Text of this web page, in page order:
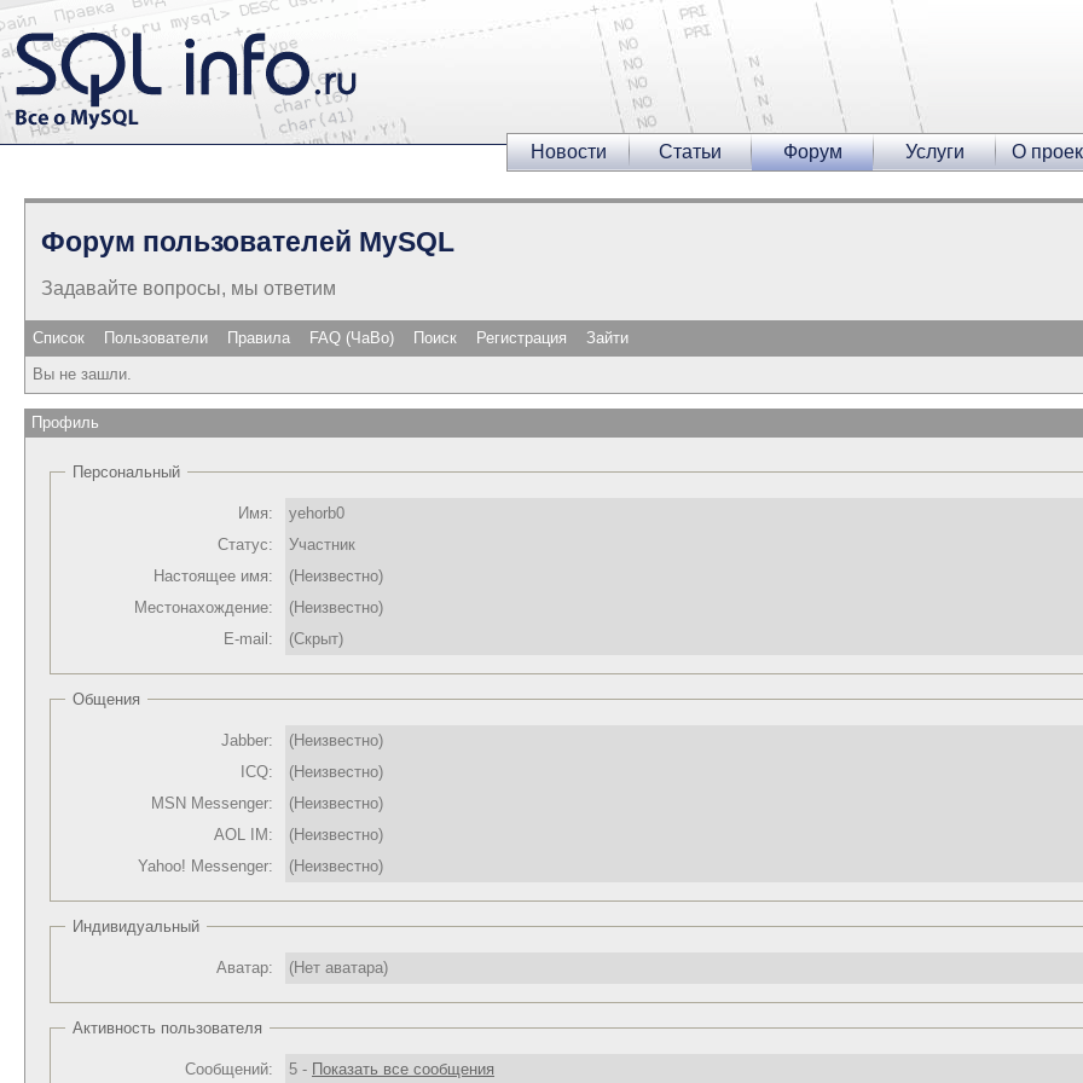
Новости Статьи Форум Услуги О
Форум пользователей MySQL
Задавайте вопросы, мы ответим
Список Пользователи Правила FAQ (ЧаВо) Поиск Регистрация
Зайти
Вы не зашли.
Профиль
Персональный
Имя:
yehorb0
Статус:
Участник
Настоящее имя:
(Неизвестно)
Местонахождение:
(Неизвестно)
E-mail:
(Скрыт)
Общения
Jabber:
(Неизвестно)
ICQ:
(Неизвестно)
MSN Messenger:
(Неизвестно)
AOL IM:
(Неизвестно)
Yahoo! Messenger:
(Неизвестно)
Индивидуальный
Аватар: (Нет аватара)
Активность пользователя
Сообщений: 5 - Показать все сообщения